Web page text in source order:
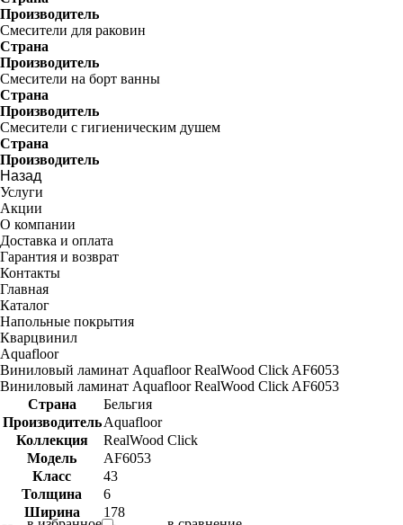
Производитель
Смесители для раковин
Страна
Производитель
Смесители на борт ванны
Страна
Производитель
Смесители с гигиеническим душем
Страна
Производитель
Назад
Услуги
Акции
О компании
Доставка и оплата
Гарантия и возврат
Контакты
Главная
Каталог
Напольные покрытия
Кварцвинил
Aquafloor
Виниловый ламинат Aquafloor RealWood Click AF6053
Виниловый ламинат Aquafloor RealWood Click AF6053
Страна
Бельгия
Производитель Aquafloor
Коллекция
RealWood Click
Модель
AF6053
Класс
43
Толщина
6
Ширина
178